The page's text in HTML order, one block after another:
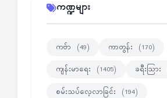
ကဏ္ဍများ
ကဗ်ာ (49) ကာတွန်း (170)
ကျန်းမာရေး (1405) ခရီးသြား
စမ်းသပ်လေ့လာခြင်း (194)